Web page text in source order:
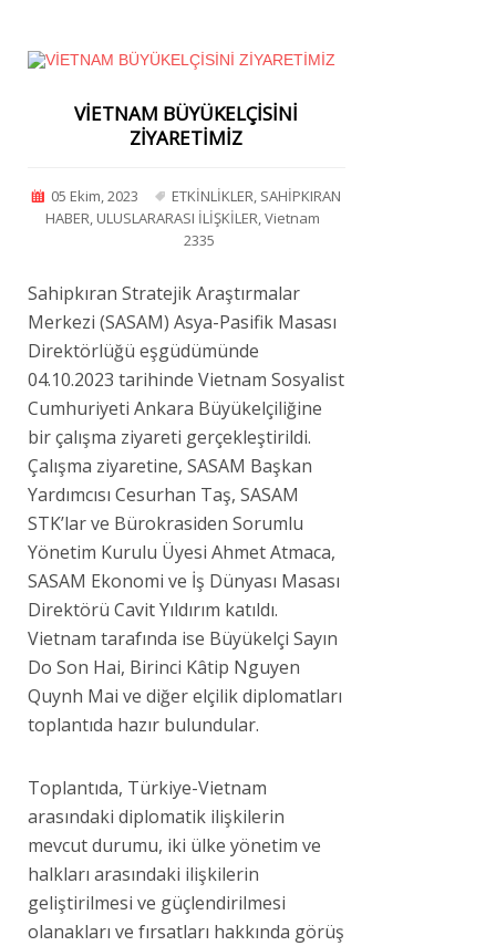
VİETNAM BÜYÜKELÇİSİNİ
ZİYARETİMİZ
05 Ekim, 2023 ETKİNLİKLER SAHİPKIRAN
HABER ULUSLARARASI İLİŞKİLER Vietnam
2335
Sahipkıran Stratejik Araştırmalar
Merkezi (SASAM) Asya-Pasifik Masası
Direktörlüğü eşgüdümünde
04.10.2023 tarihinde Vietnam Sosyalist
Cumhuriyeti Ankara Büyükelçiliğine
bir çalışma ziyareti gerçekleştirildi.
Çalışma ziyaretine, SASAM Başkan
Yardımcısı Cesurhan Taş, SASAM
STK’lar ve Bürokrasiden Sorumlu
Yönetim Kurulu Üyesi Ahmet Atmaca,
SASAM Ekonomi ve İş Dünyası Masası
Direktörü Cavit Yıldırım katıldı.
Vietnam tarafında ise Büyükelçi Sayın
Do Son Hai, Birinci Kâtip Nguyen
Quynh Mai ve diğer elçilik diplomatları
toplantıda hazır bulundular.
Toplantıda, Türkiye-Vietnam
arasındaki diplomatik ilişkilerin
mevcut durumu, iki ülke yönetim ve
halkları arasındaki ilişkilerin
geliştirilmesi ve güçlendirilmesi
olanakları ve fırsatları hakkında görüş